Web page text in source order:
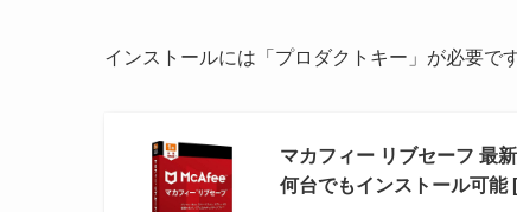
インストールには「プロダクトキー」が必要で
マカフィー リブセーフ 最
何台でもインストール可